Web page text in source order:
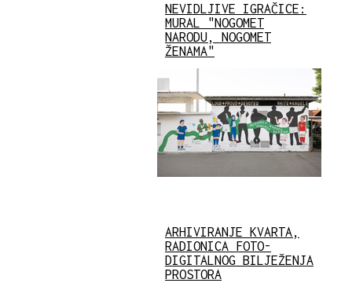
NEVIDLJIVE IGRAČICE:
MURAL "NOGOMET
NARODU, NOGOMET
ŽENAMA"
ARHIVIRANJE KVARTA,
RADIONICA FOTO-
DIGITALNOG BILJEŽENJA
PROSTORA